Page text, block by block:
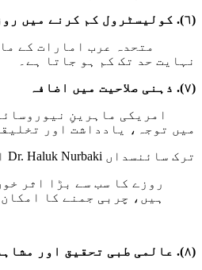
(٦). کولیسٹرول کم کرنے میں روزے کی اہمیت
متحدہ عرب امارات کے ماہرِ
نہایت حد تک کم ہو جاتا ہے۔
(٧). ذہنی صلاحیت میں اضافہ
امریکی ماہرینِ نیوروسائنس
میں توجہ، یادداشت اور
ترک سائنسداں Dr. Haluk Nurbaki اپنی کتاب “Kur’an-ı Kerim ve Modern İlimler” میں لکھتے ہیں:
روزے کا سب سے بڑا اثر
ہیں، چربی جمنے کا
(٨). عالمی طبی تحقیق اور مشاہدات